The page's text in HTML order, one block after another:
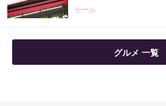
セール
グルメ 一覧